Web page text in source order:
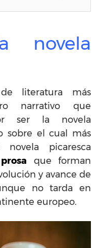
novela
literatura más
narrativo que
ser la novela
sobre el cual más
picaresca
que forman
y avance de
no tarda en
europeo.